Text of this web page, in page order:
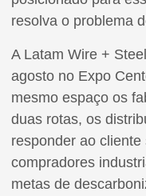
resolva o problema
A Latam Wire +
agosto no Expo
mesmo espaço os
duas rotas, os
responder ao
compradores
metas de